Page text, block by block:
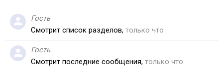
Гость
Смотрит список разделов, только что
Гость
Смотрит последние сообщения, только что